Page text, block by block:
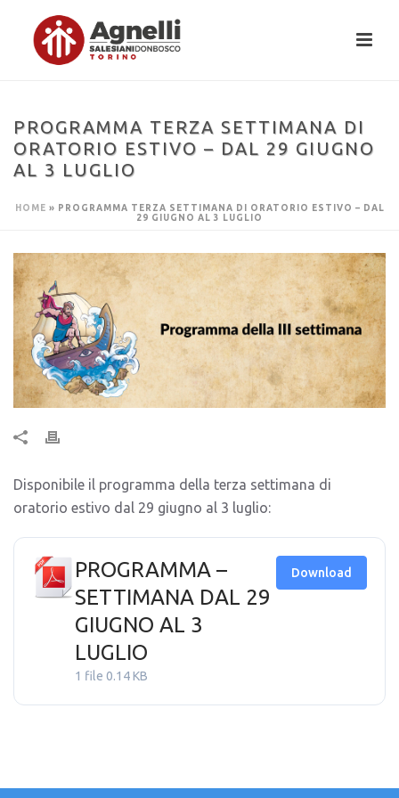
PROGRAMMA TERZA SETTIMANA DI
ORATORIO ESTIVO – DAL 29 GIUGNO
AL 3 LUGLIO
HOME » PROGRAMMA TERZA SETTIMANA DI ORATORIO ESTIVO – DAL
29 GIUGNO AL 3 LUGLIO
Disponibile il programma della terza settimana di
oratorio estivo dal 29 giugno al 3 luglio:
PROGRAMMA –
SETTIMANA DAL 29
GIUGNO AL 3
LUGLIO
1 file 0.14 KB
Download